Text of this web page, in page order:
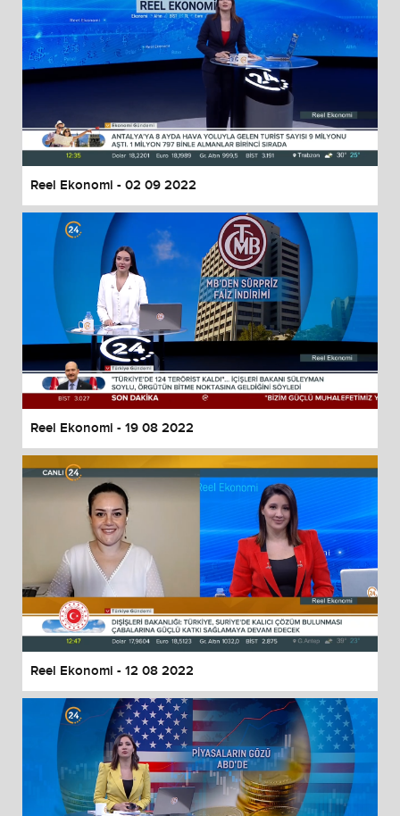
Reel Ekonomi - 02 09 2022
Reel Ekonomi - 19 08 2022
Reel Ekonomi - 12 08 2022